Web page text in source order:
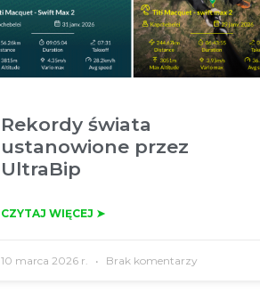
Rekordy świata
ustanowione przez
UltraBip
CZYTAJ WIĘCEJ ➤
10 marca 2026 r. Brak komentarzy